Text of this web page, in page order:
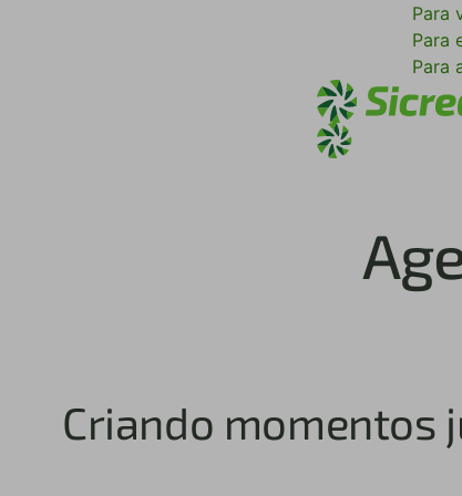
Para
Para
Para
Criando momentos